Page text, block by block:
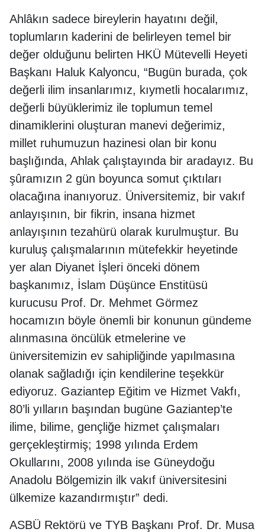
Ahlâkın sadece bireylerin hayatını değil,
toplumların kaderini de belirleyen temel bir
değer olduğunu belirten HKÜ Mütevelli Heyeti
Başkanı Haluk Kalyoncu, “Bugün burada, çok
değerli ilim insanlarımız, kıymetli hocalarımız,
değerli büyüklerimiz ile toplumun temel
dinamiklerini oluşturan manevi değerimiz,
millet ruhumuzun hazinesi olan bir konu
başlığında, Ahlak çalıştayında bir aradayız. Bu
şûramızın 2 gün boyunca somut çıktıları
olacağına inanıyoruz. Üniversitemiz, bir vakıf
anlayışının, bir fikrin, insana hizmet
anlayışının tezahürü olarak kurulmuştur. Bu
kuruluş çalışmalarının mütefekkir heyetinde
yer alan Diyanet İşleri önceki dönem
başkanımız, İslam Düşünce Enstitüsü
kurucusu Prof. Dr. Mehmet Görmez
hocamızın böyle önemli bir konunun gündeme
alınmasına öncülük etmelerine ve
üniversitemizin ev sahipliğinde yapılmasına
olanak sağladığı için kendilerine teşekkür
ediyoruz. Gaziantep Eğitim ve Hizmet Vakfı,
80’li yılların başından bugüne Gaziantep’te
ilime, bilime, gençliğe hizmet çalışmaları
gerçekleştirmiş; 1998 yılında Erdem
Okullarını, 2008 yılında ise Güneydoğu
Anadolu Bölgemizin ilk vakıf üniversitesini
ülkemize kazandırmıştır” dedi.
ASBÜ Rektörü ve TYB Başkanı Prof. Dr. Musa